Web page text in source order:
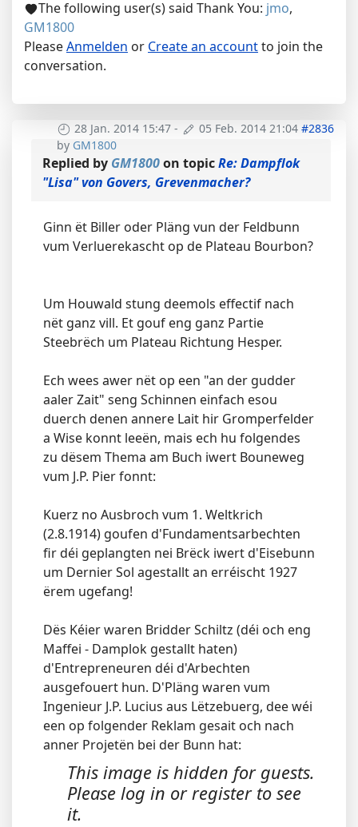
The following user(s) said Thank You: jmo,
GM1800
PleaseAnmelden or Create an accountto join the
conversation.
28 Jan. 2014 15:47 - 05 Feb. 2014 21:04 #2836
by GM1800
Replied by GM1800on topicRe: Dampflok
"Lisa" von Govers, Grevenmacher?
Ginn ët Biller oder Pläng vun der Feldbunn
vum Verluerekascht op de Plateau Bourbon?
Um Houwald stung deemols effectif nach
nët ganz vill. Et gouf eng ganz Partie
Steebrëch um Plateau Richtung Hesper.
Ech wees awer nët op een "an der gudder
aaler Zait" seng Schinnen einfach esou
duerch denen annere Lait hir Gromperfelder
a Wise konnt leeën, mais ech hu folgendes
zu dësem Thema am Buch iwert Bouneweg
vum J.P. Pier fonnt:
Kuerz no Ausbroch vum 1. Weltkrich
(2.8.1914) goufen d'Fundamentsarbechten
fir déi geplangten nei Brëck iwert d'Eisebunn
um Dernier Sol agestallt an erréischt 1927
ërem ugefang!
Dës Kéier waren Bridder Schiltz (déi och eng
Maffei - Damplok gestallt haten)
d'Entrepreneuren déi d'Arbechten
ausgefouert hun. D'Pläng waren vum
Ingenieur J.P. Lucius aus Lëtzebuerg, dee wéi
een op folgender Reklam gesait och nach
anner Projetën bei der Bunn hat:
This image is hidden for guests.
Please log in or register to see
it.